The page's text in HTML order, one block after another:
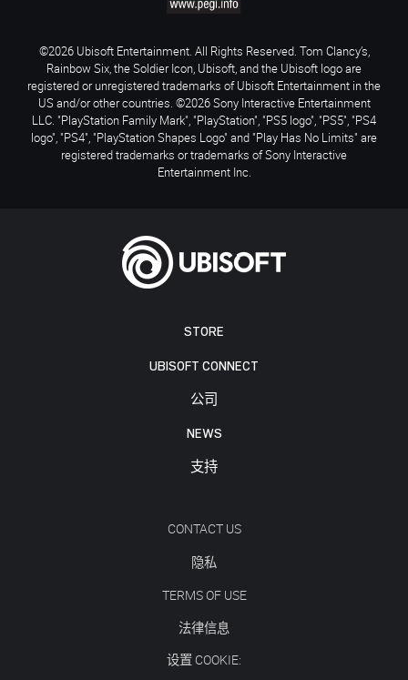
STORE
UBISOFT CONNECT
公司
NEWS
支持
CONTACT US
隐私
TERMS OF USE
法律信息
设置 COOKIE:
©2026 Ubisoft Entertainment. All Rights Reserved. Tom Clancy’s,
Rainbow Six, the Soldier Icon, Ubisoft, and the Ubisoft logo are
registered or unregistered trademarks of Ubisoft Entertainment in the
US and/or other countries. ©2026 Sony Interactive Entertainment
LLC. "PlayStation Family Mark", "PlayStation", "PS5 logo", "PS5", "PS4
logo", "PS4", "PlayStation Shapes Logo" and "Play Has No Limits" are
registered trademarks or trademarks of Sony Interactive
Entertainment Inc.